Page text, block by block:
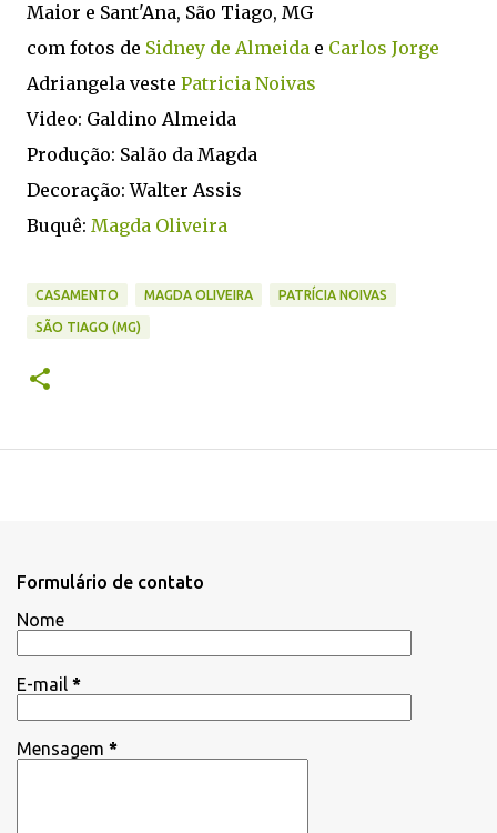
Maior e Sant'Ana, São Tiago, MG
com fotos de Sidney de Almeida e Carlos Jorge
Adriangela veste Patricia Noivas
Video: Galdino Almeida
Produção: Salão da Magda
Decoração: Walter Assis
Buquê: Magda Oliveira
CASAMENTO MAGDA OLIVEIRA PATRÍCIA NOIVAS
SÃO TIAGO (MG)
Formulário de contato
Nome
E-mail *
Mensagem *